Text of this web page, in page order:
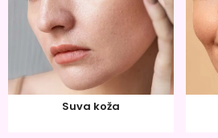
Suva koža